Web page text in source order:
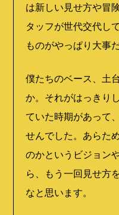
は新しい見せ方や冒
タッフが世代交代し
ものがやっぱり大事
僕たちのベース、土
か。それがはっきり
ていた時期があって
せんでした。あらた
のかというビジョン
ら、もう一回見せ方
なと思います。